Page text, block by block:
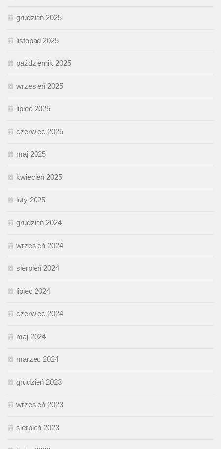
grudzień 2025
listopad 2025
październik 2025
wrzesień 2025
lipiec 2025
czerwiec 2025
maj 2025
kwiecień 2025
luty 2025
grudzień 2024
wrzesień 2024
sierpień 2024
lipiec 2024
czerwiec 2024
maj 2024
marzec 2024
grudzień 2023
wrzesień 2023
sierpień 2023